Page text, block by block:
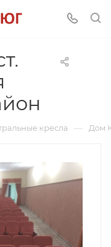
кресла — Дом